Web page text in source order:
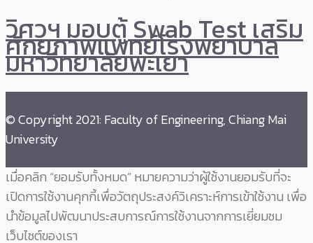
วิศวฯ มอบตู้ Swab Test เสริม
ศักยภาพแพทย์โรงพยาบาล
มหาวิทยาลัยพะเยา
© Copyright 2021: Faculty of Engineering, Chiang Mai
University
เมื่อคลิก “ยอมรับทั้งหมด” หมายความว่าผู้ใช้งานยอมรับที่จะ
เปิดการใช้งานคุกกี้เพื่อวัตถุประสงค์วิเคราะห์การเข้าใช้งาน เพื่อ
นำข้อมูลไปพัฒนาประสบการณ์การใช้งานจากการเยี่ยมชม
เว็บไซต์ของเรา